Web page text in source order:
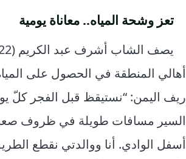
تعز وشحة المياه.. معاناة يومية
أهالي المنطقة في الحصول على
ريف اليمن: “نستيقظ قبل الفجر كلّ
السير مسافات طويلة في ظروف
أسفل الوادي. أنا ووالدتي نقطع